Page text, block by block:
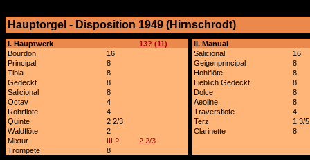
Hauptorgel - Disposition 1949 (Hirnschrodt)
I. Hauptwerk 13? (11)
II. Manual
Bourdon
16 Salicional
16
Principal
8 Geigenprincipal
8
Tibia
8 Hohlflöte
8
Gedeckt
8 Lieblich Gedeckt
8
Salicional
8 Dolce
8
Octav
4 Aeoline
8
Rohrflöte
4 Traversflöte
4
Quinte
2 2/3 Terz
1 3/5
Waldflöte
2 Clarinette
8
Mixtur
III ?
2 2/3
Trompete
8